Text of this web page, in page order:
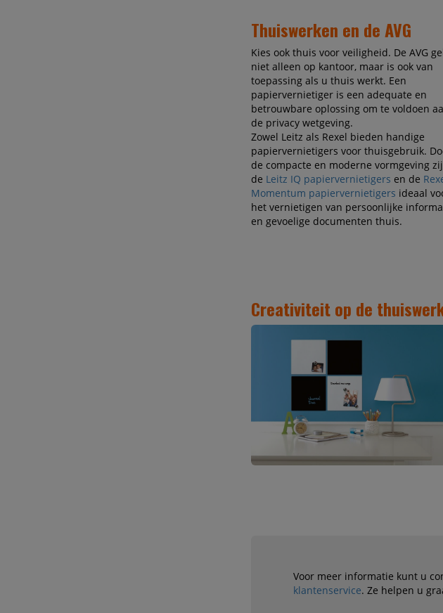
Thuiswerken en de AVG
Kies ook thuis voor veiligheid. De AVG
niet alleen op kantoor, maar is ook van
toepassing als u thuis werkt. Een
papiervernietiger is een adequate en
betrouwbare oplossing om te voldoen
de privacy wetgeving.
Zowel Leitz als Rexel bieden handige
papiervernietigers voor thuisgebruik.
de compacte en moderne vormgeving
de Leitz IQ papiervernietigers en de
Momentum papiervernietigers ideaal
het vernietigen van persoonlijke
en gevoelige documenten thuis.
Creativiteit op de
Voor meer informatie kunt u
klantenservice. Ze helpen u